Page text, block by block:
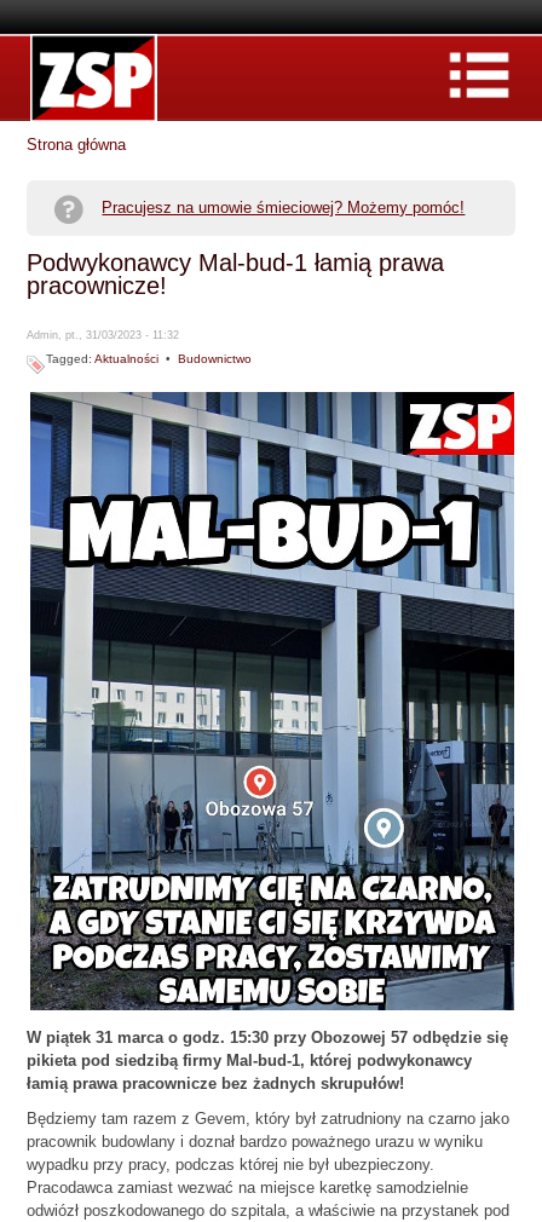
Strona główna
Pracujesz na umowie śmieciowej? Możemy pomóc!
Podwykonawcy Mal-bud-1 łamią prawa
pracownicze!
Admin, pt., 31/03/2023 - 11:32
Tagged:Aktualności •Budownictwo
W piątek 31 marca o godz. 15:30 przy Obozowej 57 odbędzie się
pikieta pod siedzibą firmy Mal-bud-1, której podwykonawcy
łamią prawa pracownicze bez żadnych skrupułów!
Będziemy tam razem z Gevem, który był zatrudniony na czarno jako
pracownik budowlany i doznał bardzo poważnego urazu w wyniku
wypadku przy pracy, podczas której nie był ubezpieczony.
Pracodawca zamiast wezwać na miejsce karetkę samodzielnie
odwiózł poszkodowanego do szpitala, a właściwie na przystanek pod